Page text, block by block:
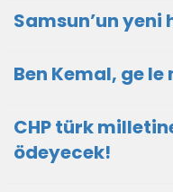
Samsun’un yeni
Ben Kemal, ge
CHP türk
ödeyecek!